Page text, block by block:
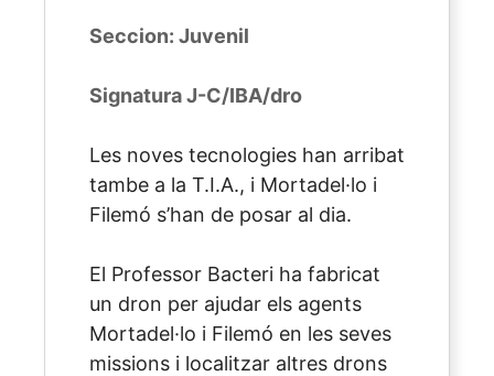
Seccion: Juvenil
Signatura J-C/IBA/dro
Les noves tecnologies han arribat
tambe a la T.I.A., i Mortadel·lo i
Filemó s’han de posar al dia.
El Professor Bacteri ha fabricat
un dron per ajudar els agents
Mortadel·lo i Filemó en les seves
missions i localitzar altres drons